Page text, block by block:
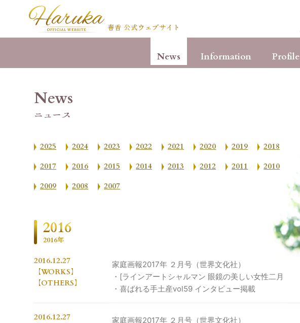
春香 公式ウェブサイト
News Information Profile
News
ニュース
2025 2024 2023 2022 2021 2020 2019
2018
2017
2016 2015 2014 2013 2012 2011
2010
2009
2008 2007
2016
2016年
2016.12.27
WORKS
OTHERS
家庭画報2017年 ２月号（世界文化社）
・[ラインアートシャルマン 眼鏡の美しい女性二月
・喜ばれる手土産vol59 インタビュー掲載
2016.12.27
家庭画報2017年 ２月号（世界文化社）